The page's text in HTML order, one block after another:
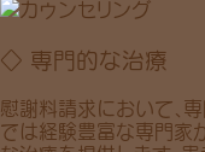
◇ 専門的な治療
慰謝料請求において、
では経験豊富な専門家